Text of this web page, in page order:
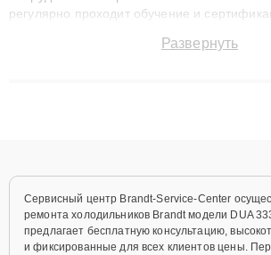
регулярно проходит обучение и
технику с сохранением гарантии до 3 лет.
Развернуть
Сервисный центр Brandt-Service-Center
ремонта холодильников Brandt модели DUA
предлагает бесплатную консультацию,
и фиксированные для всех клиентов цены.